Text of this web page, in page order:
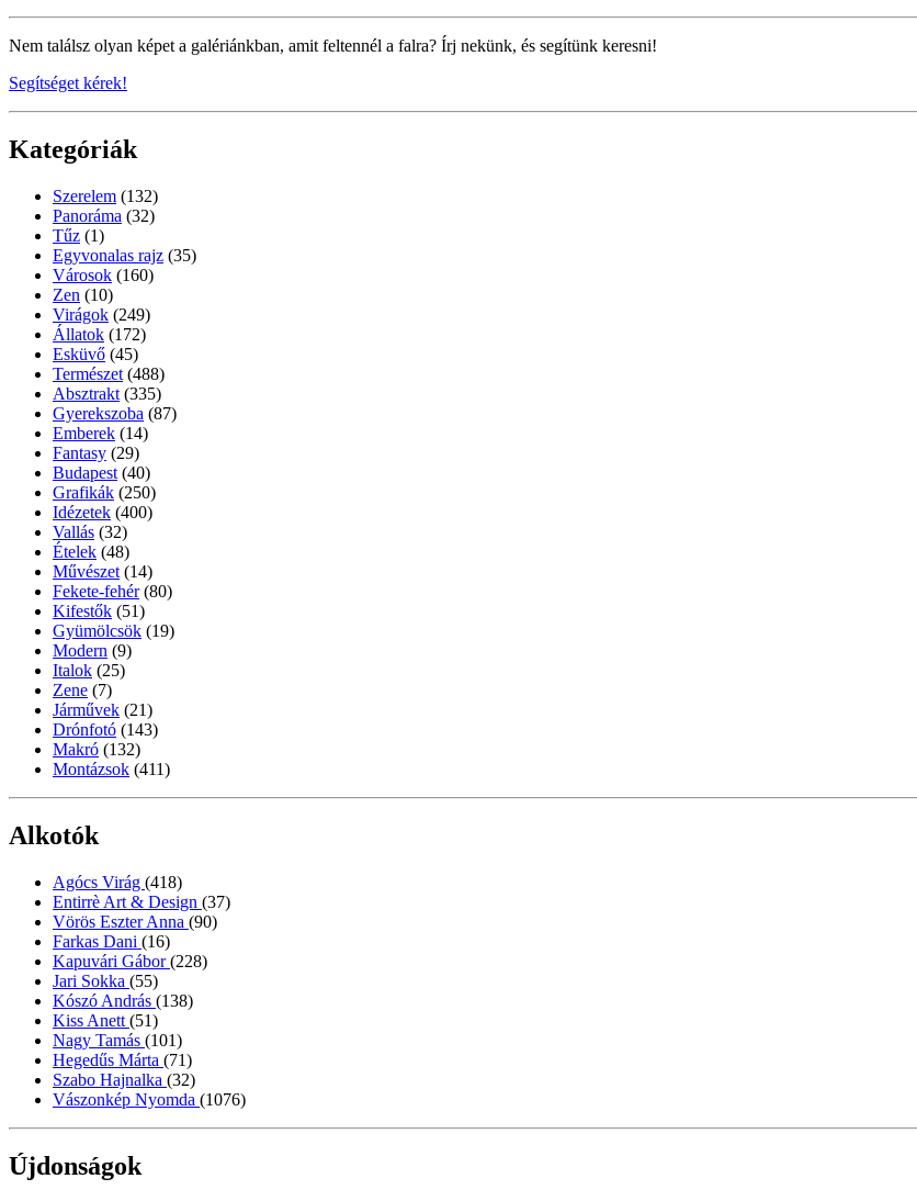
Nem találsz olyan képet a galériánkban, amit feltennél a falra? Írj nekünk, és segítünk keresni!
Segítséget kérek!
Kategóriák
Szerelem (132)
Panoráma (32)
Tűz (1)
Egyvonalas rajz (35)
Városok (160)
Zen (10)
Virágok (249)
Állatok (172)
Esküvő (45)
Természet (488)
Absztrakt (335)
Gyerekszoba (87)
Emberek (14)
Fantasy (29)
Budapest (40)
Grafikák (250)
Idézetek (400)
Vallás (32)
Ételek (48)
Művészet (14)
Fekete-fehér (80)
Kifestők (51)
Gyümölcsök (19)
Modern (9)
Italok (25)
Zene (7)
Járművek (21)
Drónfotó (143)
Makró (132)
Montázsok (411)
Alkotók
Agócs Virág (418)
Entirrè Art & Design (37)
Vörös Eszter Anna (90)
Farkas Dani (16)
Kapuvári Gábor(228)
Jari Sokka (55)
Kószó András (138)
Kiss Anett (51)
Nagy Tamás (101)
Hegedűs Márta (71)
Szabo Hajnalka (32)
Vászonkép Nyomda (1076)
Újdonságok